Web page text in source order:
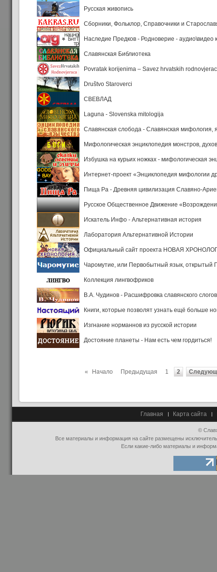
Русская живопись
Сборники, Фольклор, Справочники и
Наследие Предков - Родноверие - аудио\видео
Славянская Библиотека
Povratak korijenima – Savez hrvatskih
Društvo Staroverci
СВЕВЛАД
Laguna - Slovenska mitologija
Славянская слобода - Cлавянская мифология,
Мифологическая энциклопедия монстров,
Избушка на курьих ножках - мифологическая
Интернет-проект «Энциклопедия мифологии
Пища Ра - Древняя цивилизация Славяно-
Русское Общественное Движение
Искатель Инфо - Альтернативная история
Лаборатория Альтернативной Истории
Официальный сайт проекта НОВАЯ
Чаромутие, или Первобытный язык, открытый
Коллекция лингвофриков
В.А. Чудинов - Расшифровка славянского
Книги, которые позволят узнать ещё больше
Изгнание норманнов из русской истории
Достояние планеты - Нам есть чем гордиться!
« Начало Предыдущая 1 2
Главная Карта сайта
©
Все материалы и информация на сайте размещены
Если какие-либо материалы и